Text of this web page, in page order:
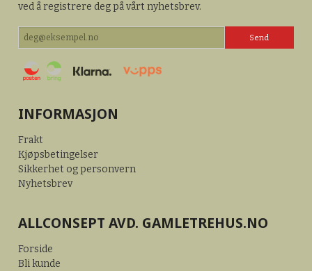
ved å registrere deg på vårt nyhetsbrev.
INFORMASJON
Frakt
Kjøpsbetingelser
Sikkerhet og personvern
Nyhetsbrev
ALLCONSEPT AVD. GAMLETREHUS.NO
Forside
Bli kunde